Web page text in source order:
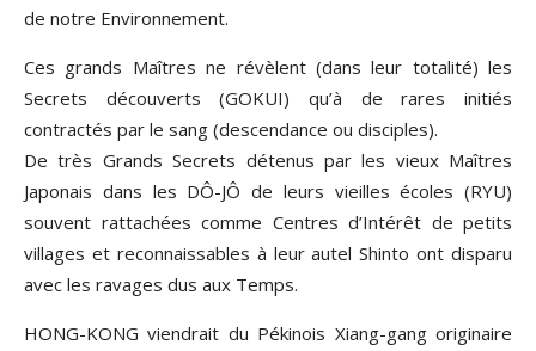
de notre Environnement.
Ces grands Maîtres ne révèlent (dans leur totalité) les
Secrets découverts (GOKUI) qu’à de rares initiés
contractés par le sang (descendance ou disciples).
De très Grands Secrets détenus par les vieux Maîtres
Japonais dans les DÔ-JÔ de leurs vieilles écoles (RYU)
souvent rattachées comme Centres d’Intérêt de petits
villages et reconnaissables à leur autel Shinto ont disparu
avec les ravages dus aux Temps.
HONG-KONG viendrait du Pékinois Xiang-gang originaire